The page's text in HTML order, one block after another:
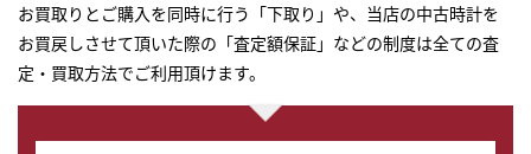
お買取りとご購入を同時に行う「下取り」や、当店の中古時計を
お買戻しさせて頂いた際の「査定額保証」などの制度は全ての査
定・買取方法でご利用頂けます。